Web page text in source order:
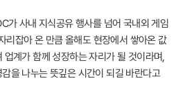
가 사내 지식공유 행사를 넘어 국내외 게임
리잡아 온 만큼 올해도 현장에서 쌓아온 값
계가 함께 성장하는 자리가 될 것이라며,
을 나누는 뜻깊은 시간이 되길 바란다고